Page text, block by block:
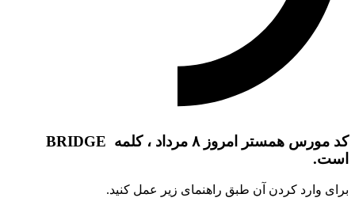
است.
برای وارد کردن آن طبق راهنمای زیر عمل کنید.